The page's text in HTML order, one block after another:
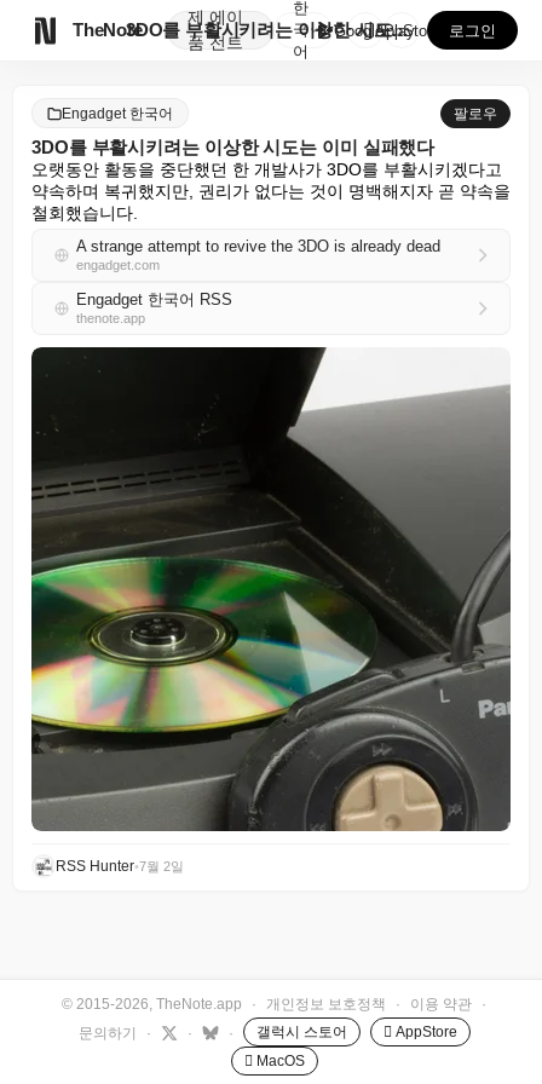
TheNote
제
품
에이
전트
3DO를 부활시키려는 이상한 시도는 이미 실패했다
한
국
어
GooglePlay
AppStore 로그인
Engadget 한국어 팔로우
3DO를 부활시키려는 이상한 시도는 이미 실패했다
오랫동안 활동을 중단했던 한 개발사가 3DO를 부활시키겠다고
약속하며 복귀했지만, 권리가 없다는 것이 명백해지자 곧 약속을
철회했습니다.
A strange attempt to revive the 3DO is already dead
engadget.com
Engadget 한국어 RSS
thenote.app
RSS Hunter•7월 2일
© 2015-2026, TheNote.app · 개인정보 보호정책 · 이용 약관
·
문의하기
· · · 갤럭시 스토어
 AppStore
 MacOS